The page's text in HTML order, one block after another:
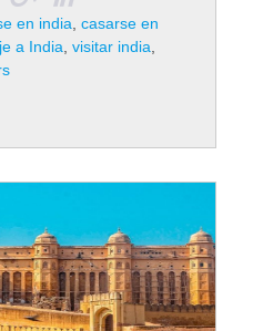
urbana del
de arte, historia y
y fascinan a
More
en india casarse en
a India visitar india